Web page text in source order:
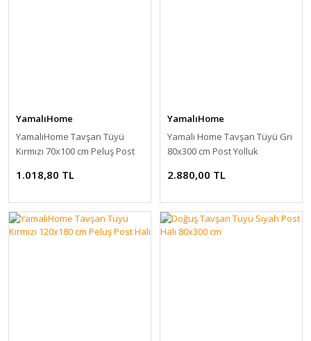
YamalıHome
YamalıHome Tavşan Tüyü
Kırmızı 70x100 cm Peluş Post
1.018,80 TL
YamalıHome
Yamalı Home Tavşan Tüyü Gri
80x300 cm Post Yolluk
2.880,00 TL